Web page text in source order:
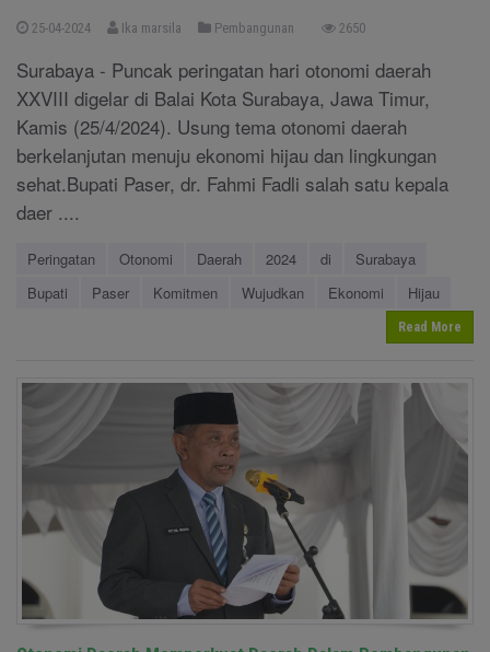
25-04-2024 Ika marsila Pembangunan 2650
Surabaya - Puncak peringatan hari otonomi daerah
XXVIII digelar di Balai Kota Surabaya, Jawa Timur,
Kamis (25/4/2024). Usung tema otonomi daerah
berkelanjutan menuju ekonomi hijau dan lingkungan
sehat.Bupati Paser, dr. Fahmi Fadli salah satu kepala
daer ....
Peringatan Otonomi Daerah 2024 di
Surabaya
Bupati
Paser Komitmen Wujudkan Ekonomi Hijau
Read More